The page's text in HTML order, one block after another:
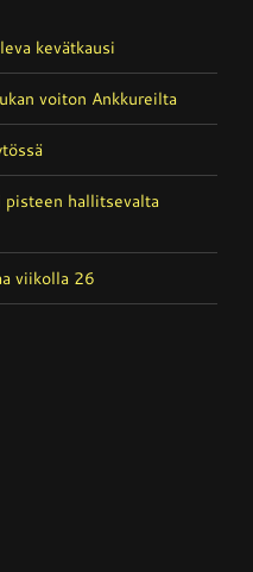
kevätkausi
voiton Ankkureilta
pisteen hallitsevalta
viikolla 26